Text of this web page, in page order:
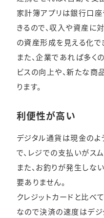
家計簿アプリは銀行口
きるので、収入や資産に
の資産形成を見える化で
また、企業であれば多く
ビスの向上や、新たな
ります。
利便性が高い
デジタル通貨は現金の
で、レジでの支払いがス
また、お釣りが発生しな
要ありません。
クレジットカードと比べ
なので決済の速度はデジ